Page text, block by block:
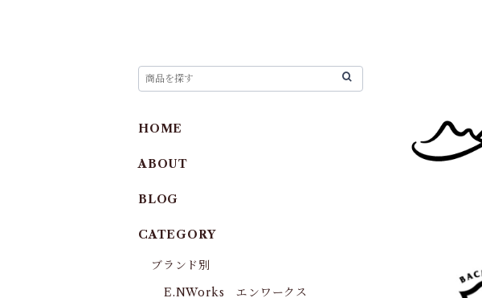
HOME
ABOUT
BLOG
CATEGORY
ブランド別
E.NWorks エンワークス